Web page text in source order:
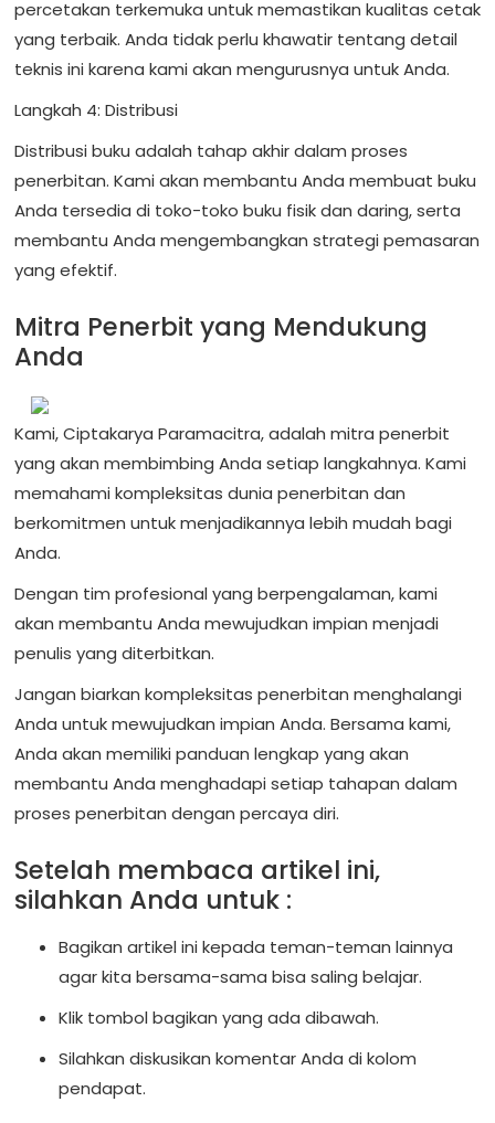
percetakan terkemuka untuk memastikan kualitas cetak
yang terbaik. Anda tidak perlu khawatir tentang detail
teknis ini karena kami akan mengurusnya untuk Anda.
Langkah 4: Distribusi
Distribusi buku adalah tahap akhir dalam proses
penerbitan. Kami akan membantu Anda membuat buku
Anda tersedia di toko-toko buku fisik dan daring, serta
membantu Anda mengembangkan strategi pemasaran
yang efektif.
Mitra Penerbit yang Mendukung
Anda
Kami, Ciptakarya Paramacitra, adalah mitra penerbit
yang akan membimbing Anda setiap langkahnya. Kami
memahami kompleksitas dunia penerbitan dan
berkomitmen untuk menjadikannya lebih mudah bagi
Anda.
Dengan tim profesional yang berpengalaman, kami
akan membantu Anda mewujudkan impian menjadi
penulis yang diterbitkan.
Jangan biarkan kompleksitas penerbitan menghalangi
Anda untuk mewujudkan impian Anda. Bersama kami,
Anda akan memiliki panduan lengkap yang akan
membantu Anda menghadapi setiap tahapan dalam
proses penerbitan dengan percaya diri.
Setelah membaca artikel ini,
silahkan Anda untuk :
Bagikan artikel ini kepada teman-teman lainnya
agar kita bersama-sama bisa saling belajar.
Klik tombol bagikan yang ada dibawah.
Silahkan diskusikan komentar Anda di kolom
pendapat.